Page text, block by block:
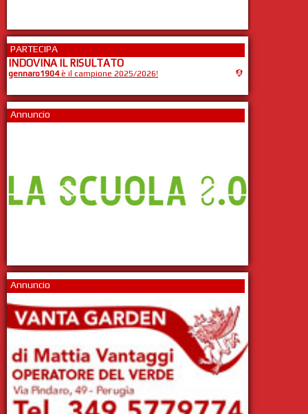
PARTECIPA
INDOVINA IL RISULTATO
gennaro1904è il campione 2025/2026!
Annuncio
Annuncio